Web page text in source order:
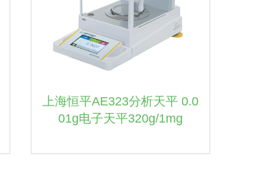
上海恒平AE323分析天平 0.0
01g电子天平320g/1mg